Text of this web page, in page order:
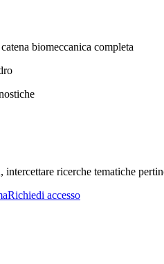
biomeccanica completa
ricerche tematiche
Richiedi accesso